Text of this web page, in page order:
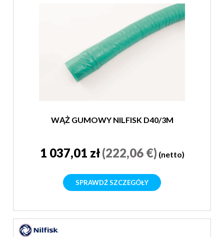
WĄŻ GUMOWY NILFISK D40/3M
1 037,01 zł(222,06 €) (netto)
SPRAWDŹ SZCZEGÓŁY